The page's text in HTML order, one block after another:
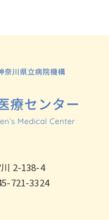
2-138-4
721-3324